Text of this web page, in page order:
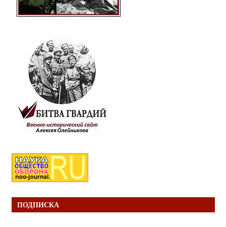
ПОДПИСКА